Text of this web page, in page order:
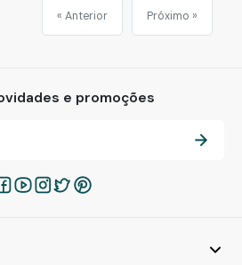
« Anterior Próximo »
e promoções